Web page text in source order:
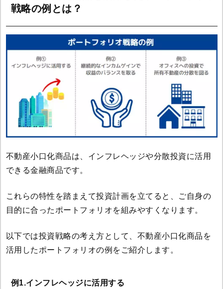
戦略の例とは？
不動産小口化商品は、インフレヘッジや分散投資に活用
できる金融商品です。
これらの特性を踏まえて投資計画を立てると、ご自身の
目的に合ったポートフォリオを組みやすくなります。
以下では投資戦略の考え方として、不動産小口化商品を
活用したポートフォリオの例をご紹介します。
例1.インフレヘッジに活用する